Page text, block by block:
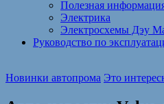
Полезная
Электрика
Электросхемы Дэу
Руководство по
Новинки автопрома Это